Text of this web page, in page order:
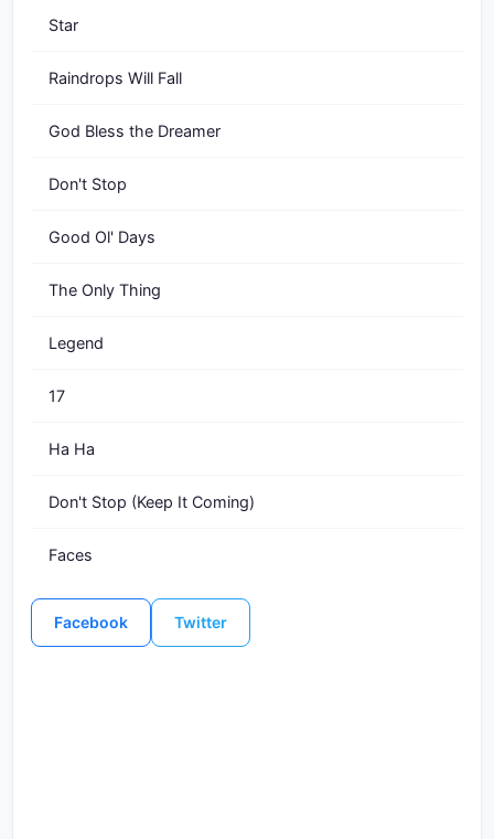
Star
Raindrops Will Fall
God Bless the Dreamer
Don't Stop
Good Ol' Days
The Only Thing
Legend
17
Ha Ha
Don't Stop (Keep It Coming)
Faces
Facebook Twitter